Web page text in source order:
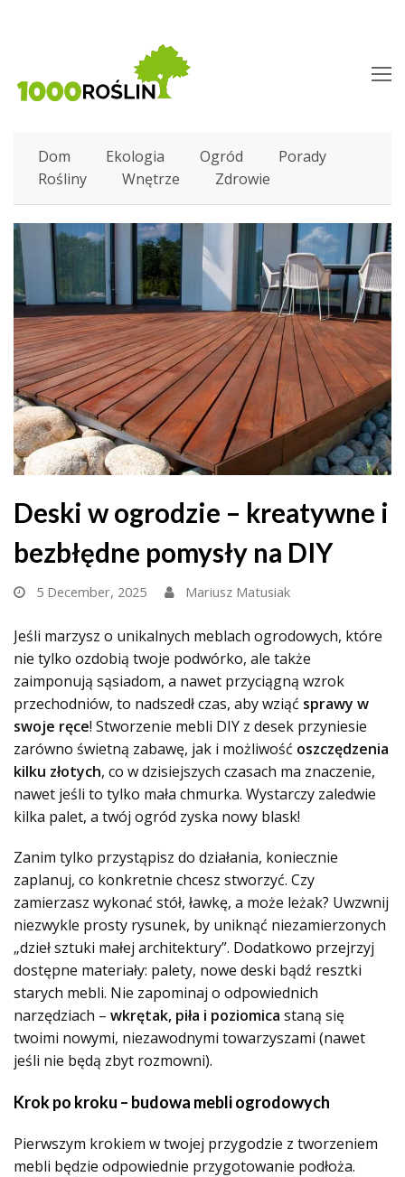
Dom Ekologia Ogród
Porady
Rośliny
Wnętrze Zdrowie
Deski w ogrodzie – kreatywne i
bezbłędne pomysły na DIY
5 December, 2025 Mariusz Matusiak
Jeśli marzysz o unikalnych meblach ogrodowych, które
nie tylko ozdobią twoje podwórko, ale także
zaimponują sąsiadom, a nawet przyciągną wzrok
przechodniów, to nadszedł czas, aby wziąć sprawy w
swoje ręce! Stworzenie mebli DIY z desek przyniesie
zarówno świetną zabawę, jak i możliwość oszczędzenia
kilku złotych, co w dzisiejszych czasach ma znaczenie,
nawet jeśli to tylko mała chmurka. Wystarczy zaledwie
kilka palet, a twój ogród zyska nowy blask!
Zanim tylko przystąpisz do działania, koniecznie
zaplanuj, co konkretnie chcesz stworzyć. Czy
zamierzasz wykonać stół, ławkę, a może leżak? Uwzwnij
niezwykle prosty rysunek, by uniknąć niezamierzonych
„dzieł sztuki małej architektury”. Dodatkowo przejrzyj
dostępne materiały: palety, nowe deski bądź resztki
starych mebli. Nie zapominaj o odpowiednich
narzędziach – wkrętak, piła i poziomica staną się
twoimi nowymi, niezawodnymi towarzyszami (nawet
jeśli nie będą zbyt rozmowni).
Krok po kroku – budowa mebli ogrodowych
Pierwszym krokiem w twojej przygodzie z tworzeniem
mebli będzie odpowiednie przygotowanie podłoża.